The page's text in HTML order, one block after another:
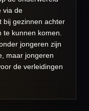
via de
bij gezinnen achter
kunnen komen.
jongeren zijn
maar jongeren
de verleidingen